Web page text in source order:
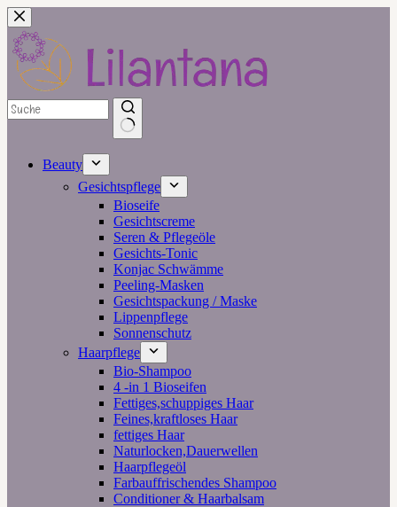
Zum
Inhalt
springen
Beauty
Gesichtspflege
Bioseife
Gesichtscreme
Seren & Pflegeöle
Gesichts-Tonic
Konjac Schwämme
Peeling-Masken
Gesichtspackung / Maske
Lippenpflege
Sonnenschutz
Haarpflege
Bio-Shampoo
4 -in 1 Bioseifen
Fettiges,schuppiges Haar
Feines,kraftloses Haar
fettiges Haar
Naturlocken,Dauerwellen
Haarpflegeöl
Farbauffrischendes Shampoo
Conditioner & Haarbalsam